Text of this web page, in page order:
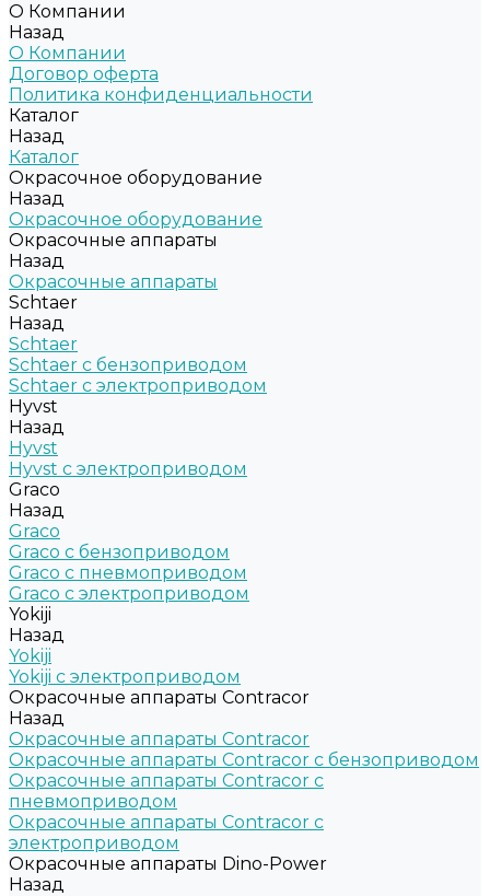
О Компании
Назад
О Компании
Договор оферта
Политика конфиденциальности
Каталог
Назад
Каталог
Окрасочное оборудование
Назад
Окрасочное оборудование
Окрасочные аппараты
Назад
Окрасочные аппараты
Schtaer
Назад
Schtaer
Schtaer с бензоприводом
Schtaer c электроприводом
Hyvst
Назад
Hyvst
Hyvst с электроприводом
Graco
Назад
Graco
Graco c бензоприводом
Graco с пневмоприводом
Graco с электроприводом
Yokiji
Назад
Yokiji
Yokiji c электроприводом
Окрасочные аппараты Contracor
Назад
Окрасочные аппараты Contracor
Окрасочные аппараты Contracor с бензоприводом
Окрасочные аппараты Contracor с
пневмоприводом
Окрасочные аппараты Contracor с
электроприводом
Окрасочные аппараты Dino-Power
Назад